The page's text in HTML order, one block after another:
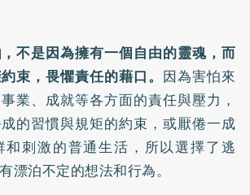
不是因為擁有一個自由的靈魂，而
束，畏懼責任的藉口。 因為害怕來
業、成就等各方面的責任與壓力，
的習慣與規矩的約束，或厭倦一成
和刺激的普通生活，所以選擇了逃
漂泊不定的想法和行為。